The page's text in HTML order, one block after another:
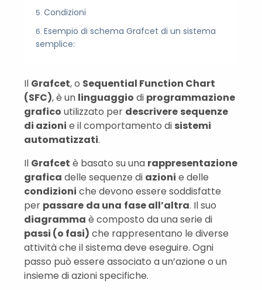
Condizioni
Esempio di schema Grafcet di un sistema
semplice:
Il Grafcet, o Sequential Function Chart
(SFC), è un linguaggio di programmazione
grafico utilizzato per descrivere sequenze
di azioni e il comportamento di sistemi
automatizzati.
Il Grafcet è basato su una rappresentazione
grafica delle sequenze di azioni e delle
condizioni che devono essere soddisfatte
per passare da una fase all’altra. Il suo
diagramma è composto da una serie di
passi (o fasi) che rappresentano le diverse
attività che il sistema deve eseguire. Ogni
passo può essere associato a un’azione o un
insieme di azioni specifiche.